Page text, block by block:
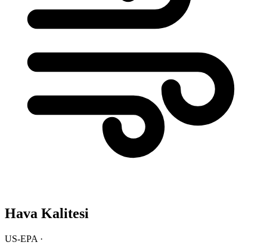
Hava Kalitesi
US-EPA ·